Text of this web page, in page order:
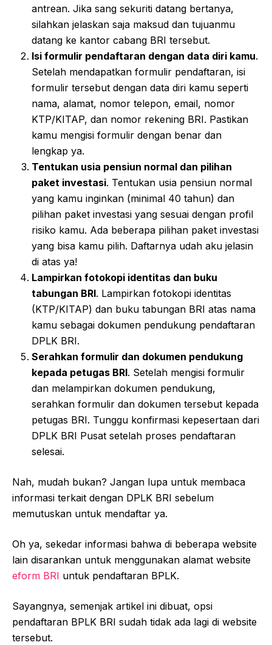
antrean. Jika sang sekuriti datang bertanya,
silahkan jelaskan saja maksud dan tujuanmu
datang ke kantor cabang BRI tersebut.
Isi formulir pendaftaran dengan data diri kamu.
Setelah mendapatkan formulir pendaftaran, isi
formulir tersebut dengan data diri kamu seperti
nama, alamat, nomor telepon, email, nomor
KTP/KITAP, dan nomor rekening BRI. Pastikan
kamu mengisi formulir dengan benar dan
lengkap ya.
Tentukan usia pensiun normal dan pilihan
paket investasi. Tentukan usia pensiun normal
yang kamu inginkan (minimal 40 tahun) dan
pilihan paket investasi yang sesuai dengan profil
risiko kamu. Ada beberapa pilihan paket investasi
yang bisa kamu pilih. Daftarnya udah aku jelasin
di atas ya!
Lampirkan fotokopi identitas dan buku
tabungan BRI. Lampirkan fotokopi identitas
(KTP/KITAP) dan buku tabungan BRI atas nama
kamu sebagai dokumen pendukung pendaftaran
DPLK BRI.
Serahkan formulir dan dokumen pendukung
kepada petugas BRI. Setelah mengisi formulir
dan melampirkan dokumen pendukung,
serahkan formulir dan dokumen tersebut kepada
petugas BRI. Tunggu konfirmasi kepesertaan dari
DPLK BRI Pusat setelah proses pendaftaran
selesai.
Nah, mudah bukan? Jangan lupa untuk membaca
informasi terkait dengan DPLK BRI sebelum
memutuskan untuk mendaftar ya.
Oh ya, sekedar informasi bahwa di beberapa website
lain disarankan untuk menggunakan alamat website
eform BRI untuk pendaftaran BPLK.
Sayangnya, semenjak artikel ini dibuat, opsi
pendaftaran BPLK BRI sudah tidak ada lagi di website
tersebut.